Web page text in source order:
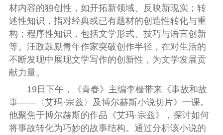
材内容的独创性，如开拓新领域、反映新现实； 转
述性知识 ，指对经典或已有题材的创造性转化与重
构； 程序性知识 ，包括文学形式、技巧与语言创新
等。汪政鼓励青年作家突破创作半径 ， 在对生活的
不断发现中展现文学写作的创新性 ，为文学发展贡
献力量。
19日下午，
《青春》主编李樯带来《事故和故
事——〈艾玛·宗兹〉及博尔赫斯小说切片》一课。
他聚焦于博尔赫斯的作品《艾玛·宗兹》，探讨如何
将事故转化为巧妙的故事结构。通过分析该小说的